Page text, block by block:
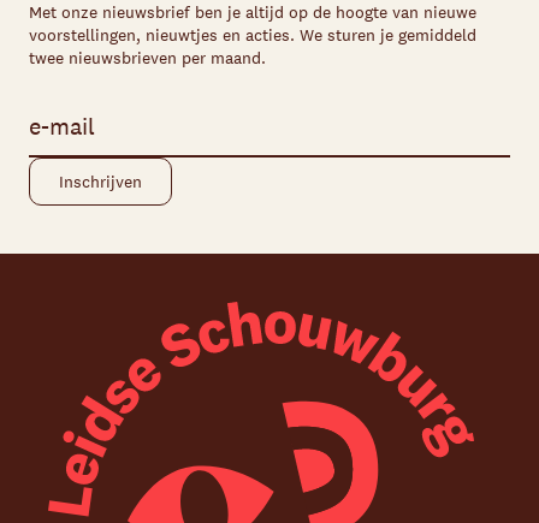
Met onze nieuwsbrief ben je altijd op de hoogte van nieuwe
voorstellingen, nieuwtjes en acties. We sturen je gemiddeld
twee nieuwsbrieven per maand.